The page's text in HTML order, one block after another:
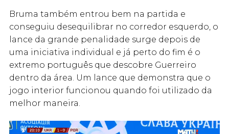
Bruma também entrou bem na partida e
conseguiu desequilibrar no corredor esquerdo, o
lance da grande penalidade surge depois de
uma iniciativa individual e já perto do fim é o
extremo português que descobre Guerreiro
dentro da área. Um lance que demonstra que o
jogo interior funcionou quando foi utilizado da
melhor maneira.